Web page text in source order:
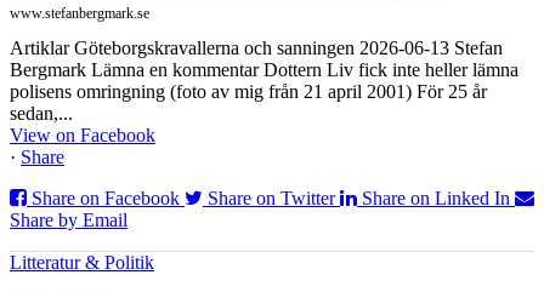
www.stefanbergmark.se
Artiklar Göteborgskravallerna och sanningen 2026-06-13 Stefan
Bergmark Lämna en kommentar Dottern Liv fick inte heller lämna
polisens omringning (foto av mig från 21 april 2001) För 25 år
sedan,...
View on Facebook
· Share
Share on Facebook
Share on Twitter
Share on Linked In
Share by Email
Litteratur & Politik